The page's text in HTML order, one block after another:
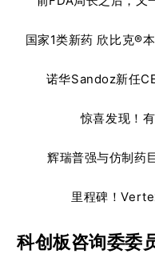
国家1类新药 欣比克®
诺华Sandoz新任
惊喜发现！
辉瑞普强与仿制药
里程碑！
科创板咨询委委